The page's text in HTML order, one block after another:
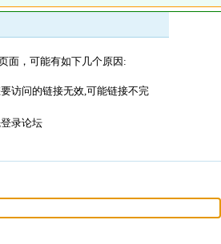
面，可能有如下几个原因:
访问的链接无效,可能链接不完
录论坛